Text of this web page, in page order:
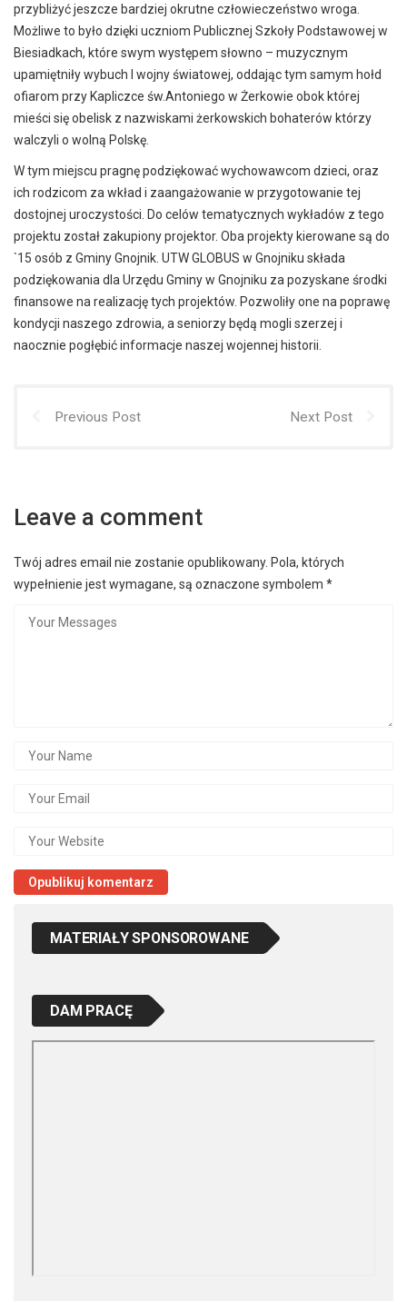
przybliżyć jeszcze bardziej okrutne człowieczeństwo wroga.
Możliwe to było dzięki uczniom Publicznej Szkoły Podstawowej w
Biesiadkach, które swym występem słowno – muzycznym
upamiętniły wybuch I wojny światowej, oddając tym samym hołd
ofiarom przy Kapliczce św.Antoniego w Żerkowie obok której
mieści się obelisk z nazwiskami żerkowskich bohaterów którzy
walczyli o wolną Polskę.
W tym miejscu pragnę podziękować wychowawcom dzieci, oraz
ich rodzicom za wkład i zaangażowanie w przygotowanie tej
dostojnej uroczystości. Do celów tematycznych wykładów z tego
projektu został zakupiony projektor. Oba projekty kierowane są do
`15 osób z Gminy Gnojnik. UTW GLOBUS w Gnojniku składa
podziękowania dla Urzędu Gminy w Gnojniku za pozyskane środki
finansowe na realizację tych projektów. Pozwoliły one na poprawę
kondycji naszego zdrowia, a seniorzy będą mogli szerzej i
naocznie pogłębić informacje naszej wojennej historii.
Previous Post Next Post
Leave a comment
Twój adres email nie zostanie opublikowany. Pola, których
wypełnienie jest wymagane, są oznaczone symbolem *
MATERIAŁY SPONSOROWANE
DAM PRACĘ